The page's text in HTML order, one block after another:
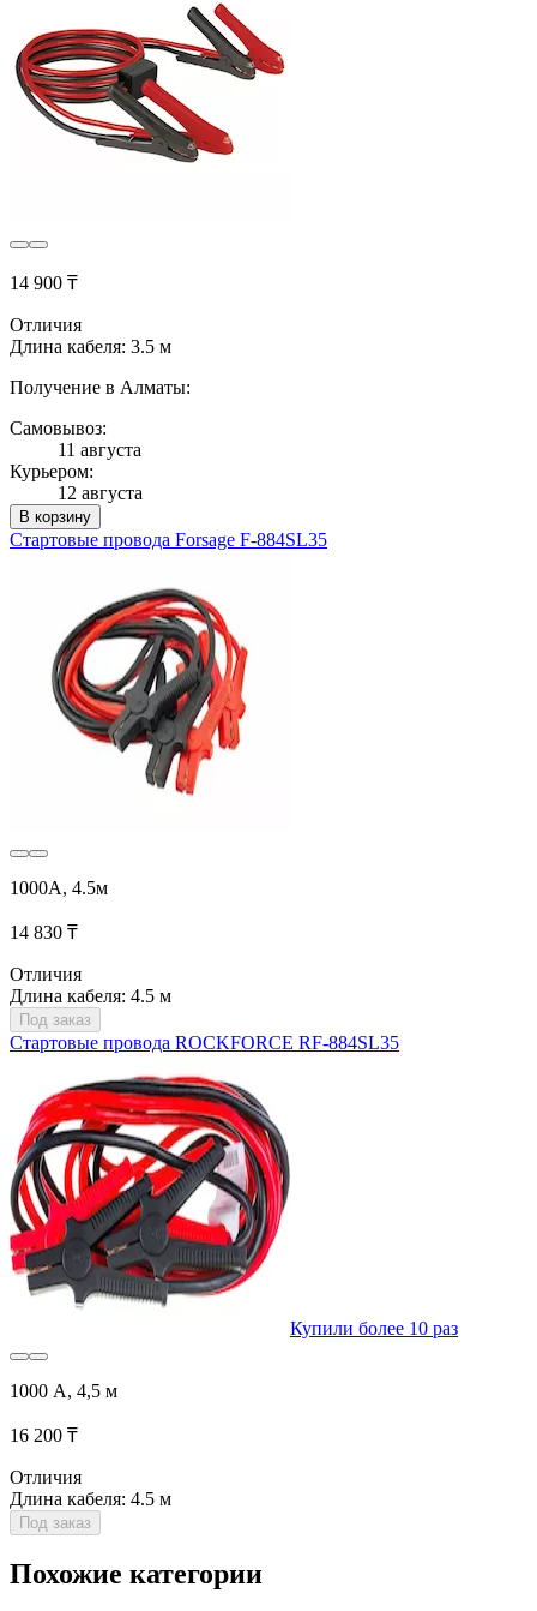
14 900 ₸
Отличия
Длина кабеля: 3.5 м
Получение в Алматы:
Самовывоз:
11 августа
Курьером:
12 августа
В корзину
Стартовые провода Forsage F-884SL35
1000А, 4.5м
14 830 ₸
Отличия
Длина кабеля: 4.5 м
Под заказ
Стартовые провода ROCKFORCE RF-884SL35
Купили более 10 раз
1000 А, 4,5 м
16 200 ₸
Отличия
Длина кабеля: 4.5 м
Под заказ
Похожие категории